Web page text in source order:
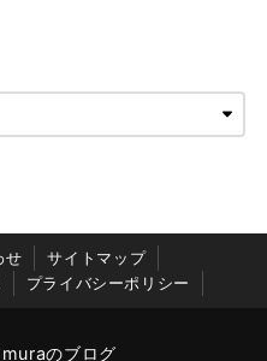
せ
サイトマップ
プライバシーポリシー
のブログ